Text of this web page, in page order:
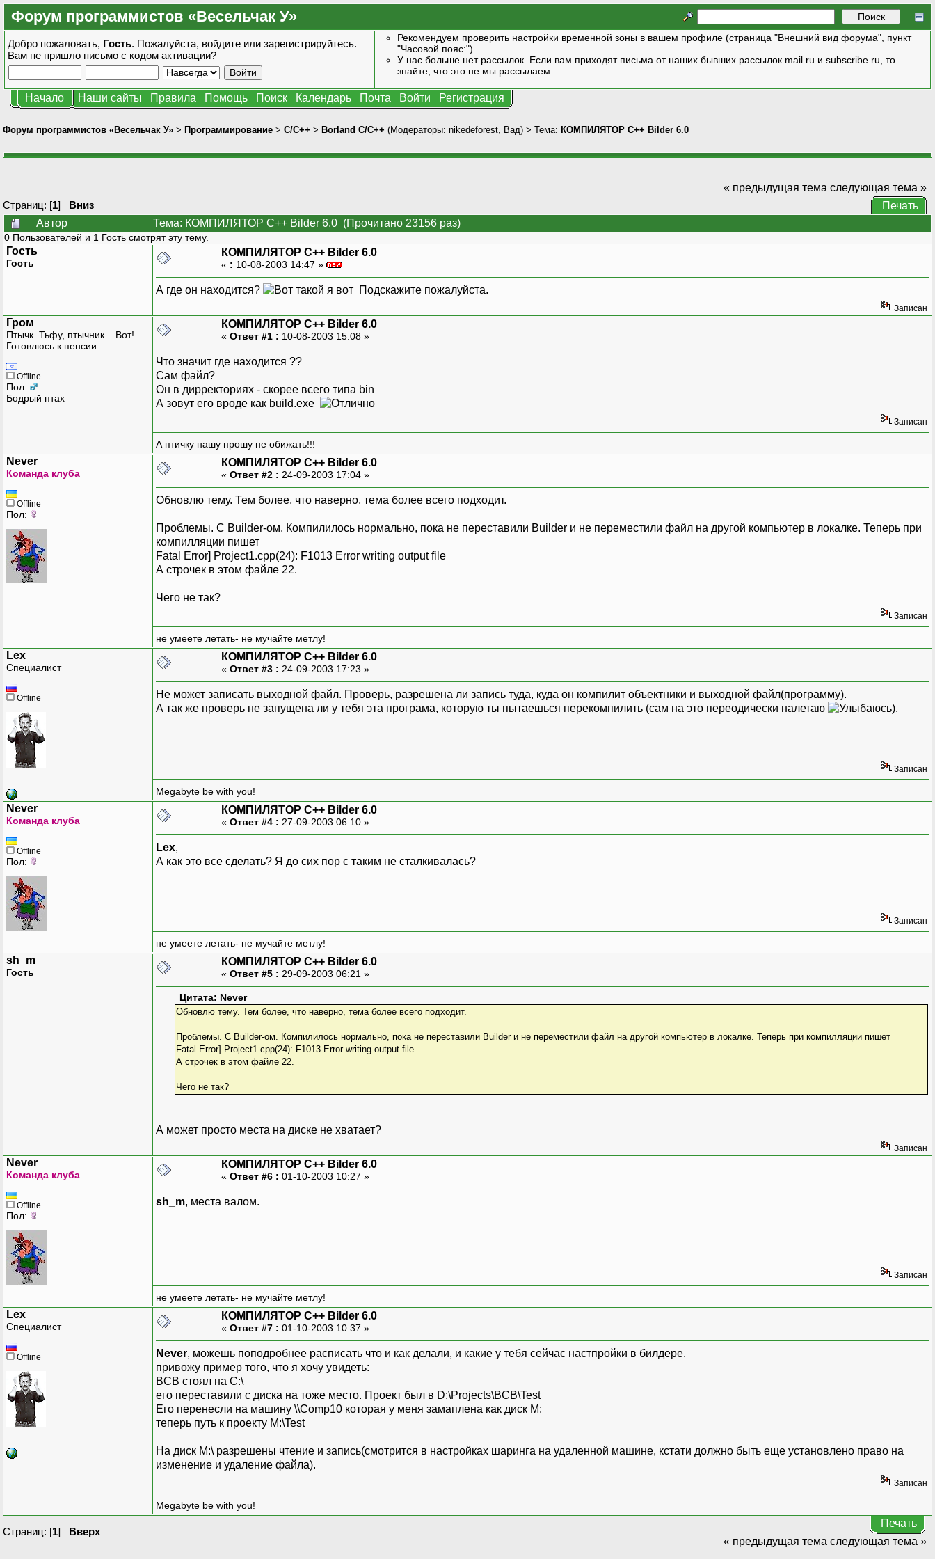
Форум программистов «Весельчак У»
Добро пожаловать, Гость. Пожалуйста, войдите или зарегистрируйтесь.
Вам не пришло письмо с кодом активации?
Рекомендуем проверить настройки временной зоны в вашем профиле (страница "Внешний вид форума", пункт
"Часовой пояс:").
У нас больше нет рассылок. Если вам приходят письма от наших бывших рассылок mail.ru и subscribe.ru, то
знайте, что это не мы рассылаем.
Начало Наши сайты Правила Помощь Поиск Календарь Почта Войти Регистрация
Форум программистов «Весельчак У» > Программирование > C/C++ > Borland C/C++ (Модераторы: nikedeforest Вад) > Тема: КОМПИЛЯТОР C++ Bilder 6.0
Страниц: [1] Вниз
« предыдущая тема следующая тема »
Печать
Автор
Тема: КОМПИЛЯТОР C++ Bilder 6.0 (Прочитано 23156 раз)
0 Пользователей и 1 Гость смотрят эту тему.
Гость
Гость
КОМПИЛЯТОР C++ Bilder 6.0
« : 10-08-2003 14:47 »
А где он находится? Подскажите пожалуйста.
Записан
Гром
Птычк. Тьфу, птычник... Вот!
Готовлюсь к пенсии
Offline
Пол:
Бодрый птах
КОМПИЛЯТОР C++ Bilder 6.0
« Ответ #1 : 10-08-2003 15:08 »
Что значит где находится ??
Сам файл?
Он в дирректориях - скорее всего типа bin
А зовут его вроде как build.exe
Записан
А птичку нашу прошу не обижать!!!
Never
Команда клуба
Offline
Пол:
КОМПИЛЯТОР C++ Bilder 6.0
« Ответ #2 : 24-09-2003 17:04 »
Обновлю тему. Тем более, что наверно, тема более всего подходит.
Проблемы. С Builder-ом. Компилилось нормально, пока не переставили Builder и не переместили файл на другой компьютер в локалке. Теперь при
компилляции пишет
Fatal Error] Project1.cpp(24): F1013 Error writing output file
А строчек в этом файле 22.
Чего не так?
Записан
не умеете летать- не мучайте метлу!
Lex
Специалист
Offline
КОМПИЛЯТОР C++ Bilder 6.0
« Ответ #3 : 24-09-2003 17:23 »
Не может записать выходной файл. Проверь, разрешена ли запись туда, куда он компилит объектники и выходной файл(программу).
А так же проверь не запущена ли у тебя эта програма, которую ты пытаешься перекомпилить (сам на это переодически налетаю
).
Записан
Megabyte be with you!
Never
Команда клуба
Offline
Пол:
КОМПИЛЯТОР C++ Bilder 6.0
« Ответ #4 : 27-09-2003 06:10 »
Lex,
А как это все сделать? Я до сих пор с таким не сталкивалась?
Записан
не умеете летать- не мучайте метлу!
sh_m
Гость
КОМПИЛЯТОР C++ Bilder 6.0
« Ответ #5 : 29-09-2003 06:21 »
Цитата: Never
Обновлю тему. Тем более, что наверно, тема более всего подходит.
Проблемы. С Builder-ом. Компилилось нормально, пока не переставили Builder и не переместили файл на другой компьютер в локалке. Теперь при компилляции пишет
Fatal Error] Project1.cpp(24): F1013 Error writing output file
А строчек в этом файле 22.
Чего не так?
А может просто места на диске не хватает?
Записан
Never
Команда клуба
Offline
Пол:
КОМПИЛЯТОР C++ Bilder 6.0
« Ответ #6 : 01-10-2003 10:27 »
sh_m, места валом.
Записан
не умеете летать- не мучайте метлу!
Lex
Специалист
Offline
КОМПИЛЯТОР C++ Bilder 6.0
« Ответ #7 : 01-10-2003 10:37 »
Never, можешь поподробнее расписать что и как делали, и какие у тебя сейчас настпройки в билдере.
привожу пример того, что я хочу увидеть:
BCB стоял на C:\
его переставили с диска на тоже место. Проект был в D:\Projects\BCB\Test
Его перенесли на машину \\Comp10 которая у меня замаплена как диск M:
теперь путь к проекту M:\Test
На диск M:\ разрешены чтение и запись(смотрится в настройках шаринга на удаленной машине, кстати должно быть еще установлено право на
изменение и удаление файла).
Записан
Megabyte be with you!
Страниц: [1] Вверх
Печать
« предыдущая тема следующая тема »